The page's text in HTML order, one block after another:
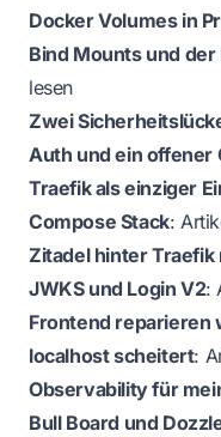
Docker Volumes in
Bind Mounts und
lesen
Zwei
Auth und ein offener
Traefik als einziger
Compose Stack:
Zitadel hinter
JWKS und Login V2:
Frontend reparieren
localhost scheitert:
Observability für
Bull Board und